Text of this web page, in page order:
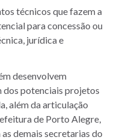
técnicos que fazem a
para concessão ou
jurídica e
desenvolvem
dos potenciais projetos
além da articulação
de Porto Alegre,
demais secretarias do